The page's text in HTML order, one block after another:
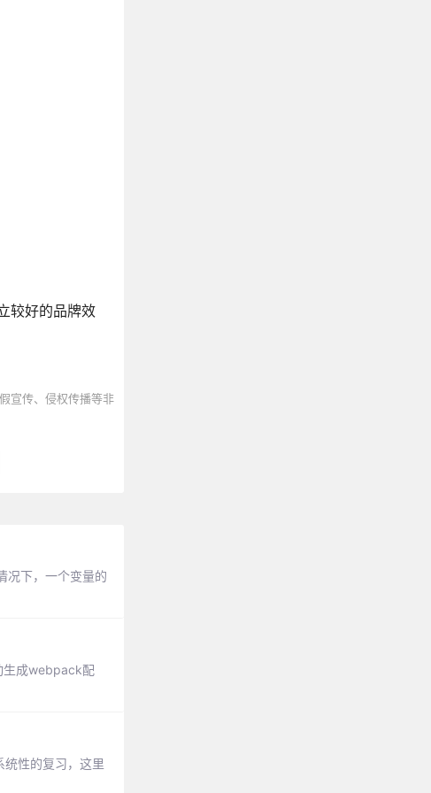
较好的品牌效
宣传、侵权传播等非
况下，一个变量的
生成webpack配
性的复习，这里